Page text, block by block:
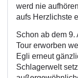
werd nie
aufs Herzlichste
Schon ab dem 9.
Tour erworben
Egli erneut
Schlagerwelt